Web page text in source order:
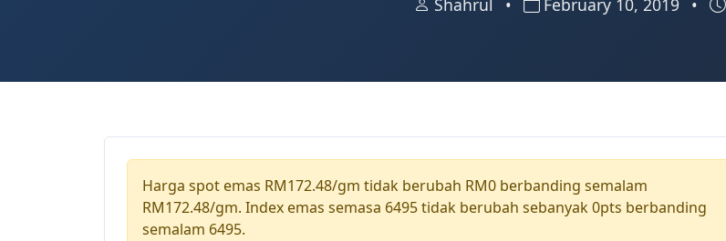
Shahrul • February 10, 2019 •
Harga spot emas RM172.48/gm tidak berubah RM0 berbanding semalam
RM172.48/gm. Index emas semasa 6495 tidak berubah sebanyak 0pts berbanding
semalam 6495.